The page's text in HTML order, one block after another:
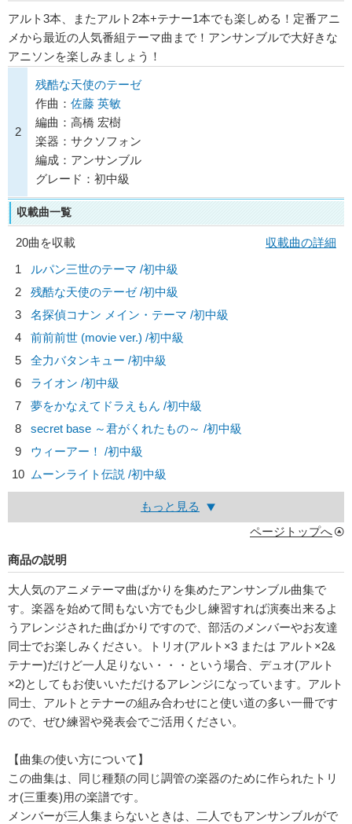
アルト3本、またアルト2本+テナー1本でも楽しめる！定番アニ
メから最近の人気番組テーマ曲まで！アンサンブルで大好きな
アニソンを楽しみましょう！
2
残酷な天使のテーゼ
作曲： 佐藤 英敏
編曲：高橋 宏樹
楽器：サクソフォン
編成：アンサンブル
グレード：初中級
収載曲一覧
20曲を収載
収載曲の詳細
1
ルパン三世のテーマ /初中級
2
残酷な天使のテーゼ /初中級
3
名探偵コナン メイン・テーマ /初中級
4
前前前世 (movie ver.) /初中級
5
全力バタンキュー /初中級
6
ライオン /初中級
7
夢をかなえてドラえもん /初中級
8
secret base ～君がくれたもの～ /初中級
9
ウィーアー！ /初中級
10
ムーンライト伝説 /初中級
もっと見る
ページトップへ
商品の説明
大人気のアニメテーマ曲ばかりを集めたアンサンブル曲集で
す。楽器を始めて間もない方でも少し練習すれば演奏出来るよ
うアレンジされた曲ばかりですので、部活のメンバーやお友達
同士でお楽しみください。トリオ(アルト×3 または アルト×2&
テナー)だけど一人足りない・・・という場合、デュオ(アルト
×2)としてもお使いいただけるアレンジになっています。アルト
同士、アルトとテナーの組み合わせにと使い道の多い一冊です
ので、ぜひ練習や発表会でご活用ください。
【曲集の使い方について】
この曲集は、同じ種類の同じ調管の楽器のために作られたトリ
オ(三重奏)用の楽譜です。
メンバーが三人集まらないときは、二人でもアンサンブルがで